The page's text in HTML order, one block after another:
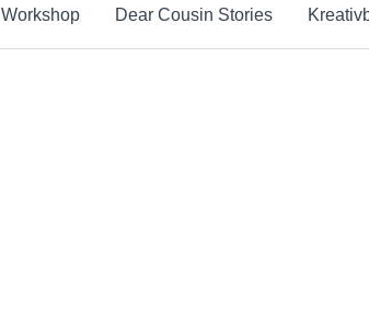
Workshop Dear Cousin Stories